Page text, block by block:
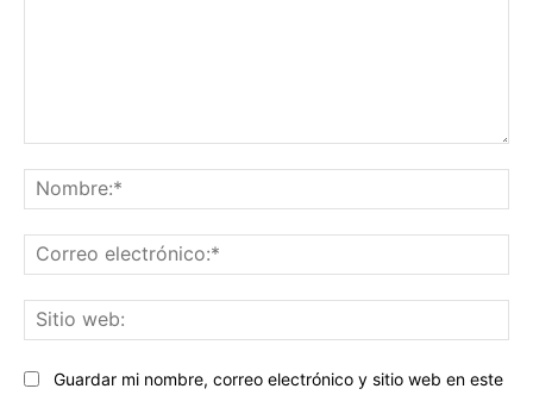
Guardar mi nombre, correo electrónico y sitio web en este